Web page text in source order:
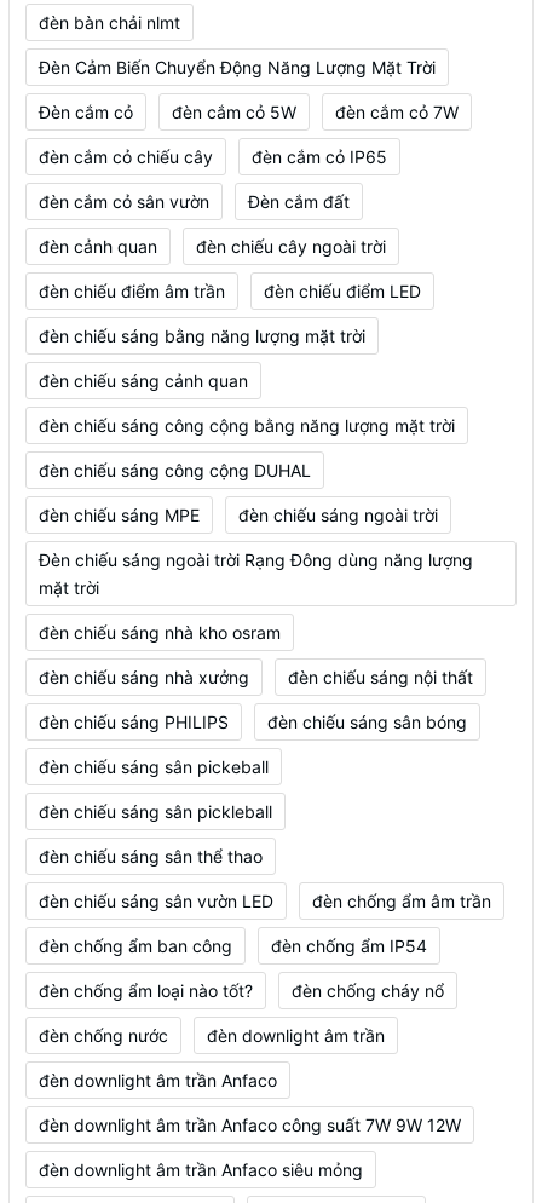
đèn bàn chải nlmt
Đèn Cảm Biến Chuyển Động Năng Lượng Mặt Trời
Đèn cắm cỏ đèn cắm cỏ 5W đèn cắm cỏ 7W
đèn cắm cỏ chiếu cây đèn cắm cỏ IP65
đèn cắm cỏ sân vườn Đèn cắm đất
đèn cảnh quan đèn chiếu cây ngoài trời
đèn chiếu điểm âm trần đèn chiếu điểm LED
đèn chiếu sáng bằng năng lượng mặt trời
đèn chiếu sáng cảnh quan
đèn chiếu sáng công cộng bằng năng lượng mặt trời
đèn chiếu sáng công cộng DUHAL
đèn chiếu sáng MPE đèn chiếu sáng ngoài trời
Đèn chiếu sáng ngoài trời Rạng Đông dùng năng lượng
mặt trời
đèn chiếu sáng nhà kho osram
đèn chiếu sáng nhà xưởng đèn chiếu sáng nội thất
đèn chiếu sáng PHILIPS đèn chiếu sáng sân bóng
đèn chiếu sáng sân pickeball
đèn chiếu sáng sân pickleball
đèn chiếu sáng sân thể thao
đèn chiếu sáng sân vườn LED đèn chống ẩm âm trần
đèn chống ẩm ban công đèn chống ẩm IP54
đèn chống ẩm loại nào tốt? đèn chống cháy nổ
đèn chống nước đèn downlight âm trần
đèn downlight âm trần Anfaco
đèn downlight âm trần Anfaco công suất 7W 9W 12W
đèn downlight âm trần Anfaco siêu mỏng